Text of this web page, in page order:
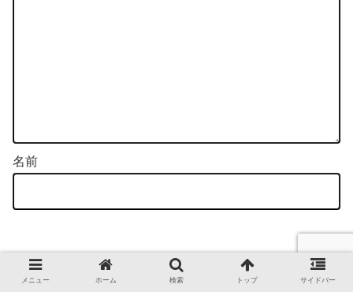
名前
メニュー ホーム 検索 トップ サイドバー